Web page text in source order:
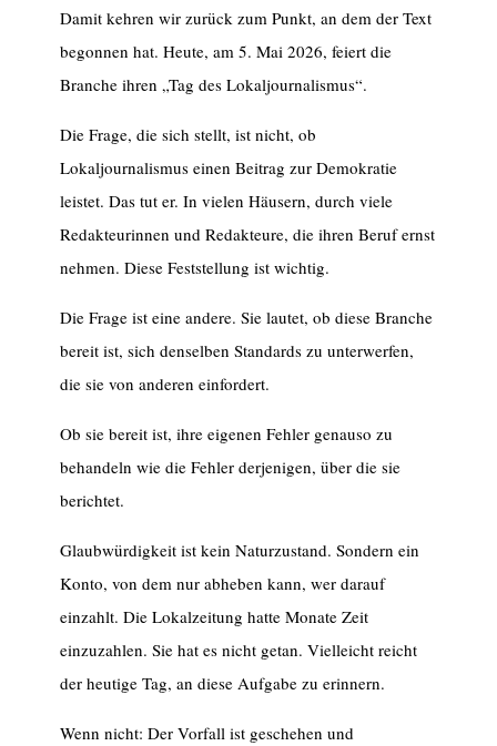
Damit kehren wir zurück zum Punkt, an dem der Text
begonnen hat. Heute, am 5. Mai 2026, feiert die
Branche ihren „Tag des Lokaljournalismus“.
Die Frage, die sich stellt, ist nicht, ob
Lokaljournalismus einen Beitrag zur Demokratie
leistet. Das tut er. In vielen Häusern, durch viele
Redakteurinnen und Redakteure, die ihren Beruf ernst
nehmen. Diese Feststellung ist wichtig.
Die Frage ist eine andere. Sie lautet, ob diese Branche
bereit ist, sich denselben Standards zu unterwerfen,
die sie von anderen einfordert.
Ob sie bereit ist, ihre eigenen Fehler genauso zu
behandeln wie die Fehler derjenigen, über die sie
berichtet.
Glaubwürdigkeit ist kein Naturzustand. Sondern ein
Konto, von dem nur abheben kann, wer darauf
einzahlt. Die Lokalzeitung hatte Monate Zeit
einzuzahlen. Sie hat es nicht getan. Vielleicht reicht
der heutige Tag, an diese Aufgabe zu erinnern.
Wenn nicht: Der Vorfall ist geschehen und